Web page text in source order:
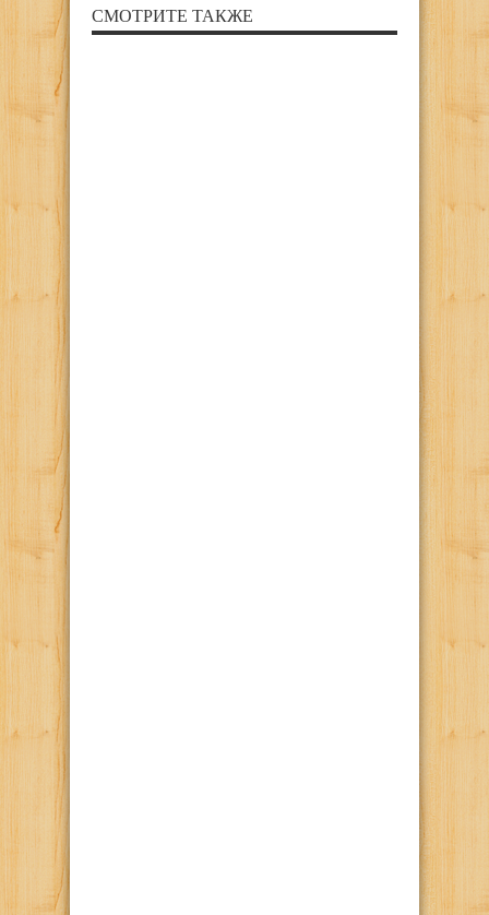
СМОТРИТЕ ТАКЖЕ